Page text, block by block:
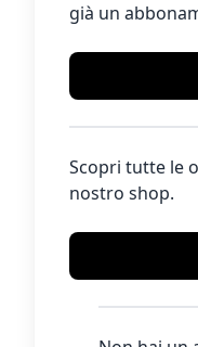
già un
Scopri tutte le
nostro shop.